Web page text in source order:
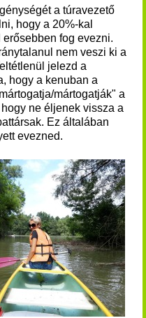
a túravezető
hogy a 20%-kal
fog evezni.
nem veszi ki a
jelezd a
hogy a kenuban a
mártogatják" a
ne éljenek vissza a
Ez általában
evezned.